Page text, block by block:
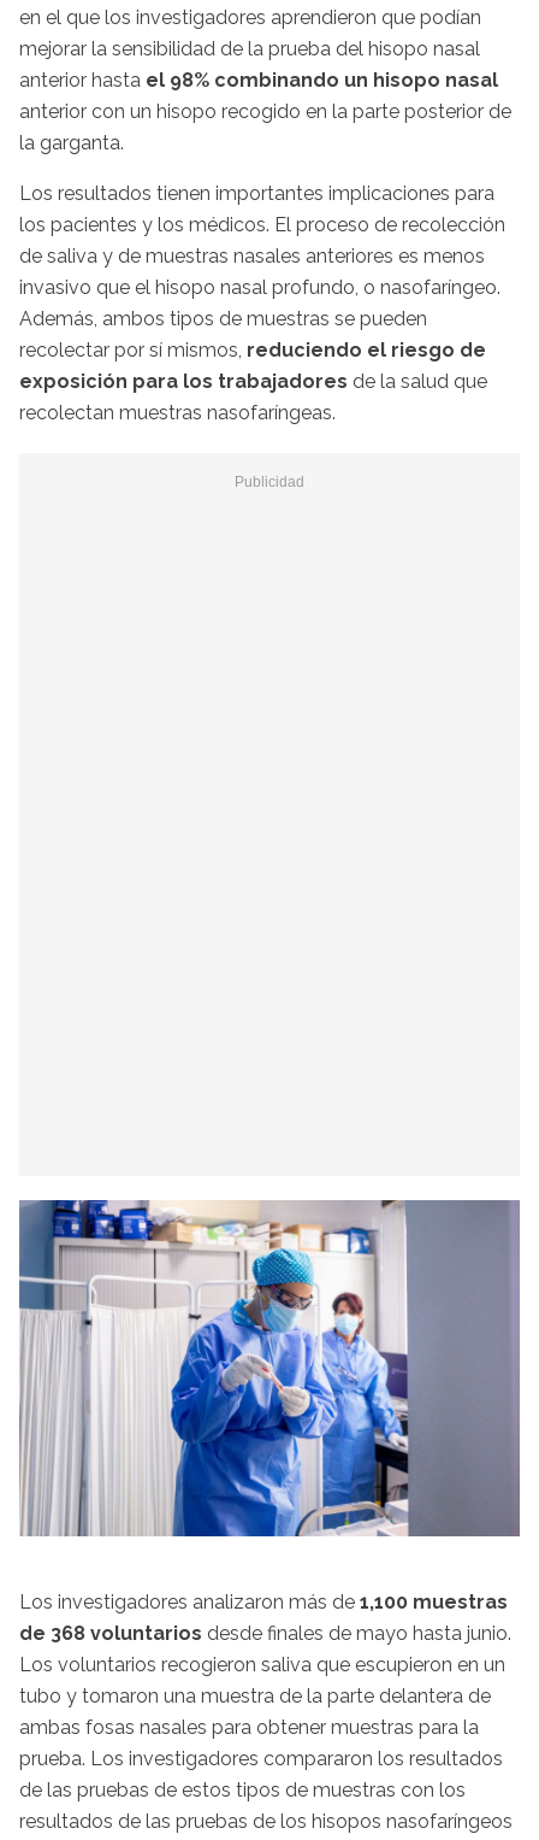
en el que los investigadores aprendieron que podían
mejorar la sensibilidad de la prueba del hisopo nasal
anterior hasta el 98% combinando un hisopo nasal
anterior con un hisopo recogido en la parte posterior de
la garganta.
Los resultados tienen importantes implicaciones para
los pacientes y los médicos. El proceso de recolección
de saliva y de muestras nasales anteriores es menos
invasivo que el hisopo nasal profundo, o nasofaríngeo.
Además, ambos tipos de muestras se pueden
recolectar por sí mismos, reduciendo el riesgo de
exposición para los trabajadores de la salud que
recolectan muestras nasofaríngeas.
Los investigadores analizaron más de 1,100 muestras
de 368 voluntarios desde finales de mayo hasta junio.
Los voluntarios recogieron saliva que escupieron en un
tubo y tomaron una muestra de la parte delantera de
ambas fosas nasales para obtener muestras para la
prueba. Los investigadores compararon los resultados
de las pruebas de estos tipos de muestras con los
resultados de las pruebas de los hisopos nasofaríngeos